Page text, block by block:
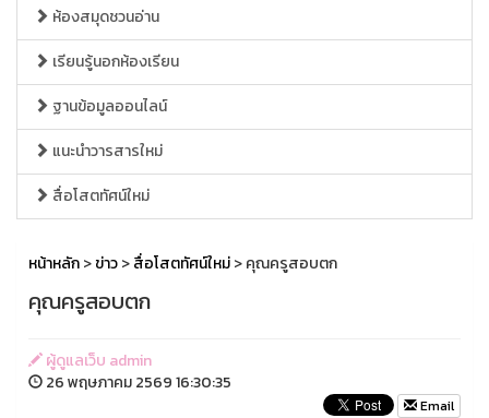
ห้องสมุดชวนอ่าน
เรียนรู้นอกห้องเรียน
ฐานข้อมูลออนไลน์
แนะนำวารสารใหม่
สื่อโสตทัศน์ใหม่
หน้าหลัก>ข่าว>สื่อโสตทัศน์ใหม่> คุณครูสอบตก
คุณครูสอบตก
ผู้ดูแลเว็บ admin
26 พฤษภาคม 2569 16:30:35
Email